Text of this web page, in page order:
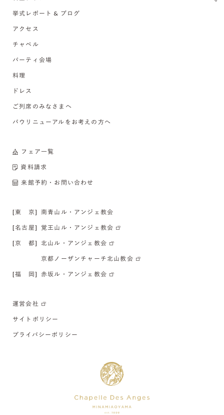
挙式レポート & ブログ
アクセス
チャペル
パーティ会場
料理
ドレス
ご列席のみなさまへ
バウリニューアルをお考えの方へ
フェア一覧
資料請求
来館予約・お問い合わせ
[東 京] 南青山ル・アンジェ教会
[名古屋] 覚王山ル・アンジェ教会
[京 都] 北山ル・アンジェ教会
京都ノーザンチャーチ北山教会
[福 岡] 赤坂ル・アンジェ教会
運営会社
サイトポリシー
プライバシーポリシー